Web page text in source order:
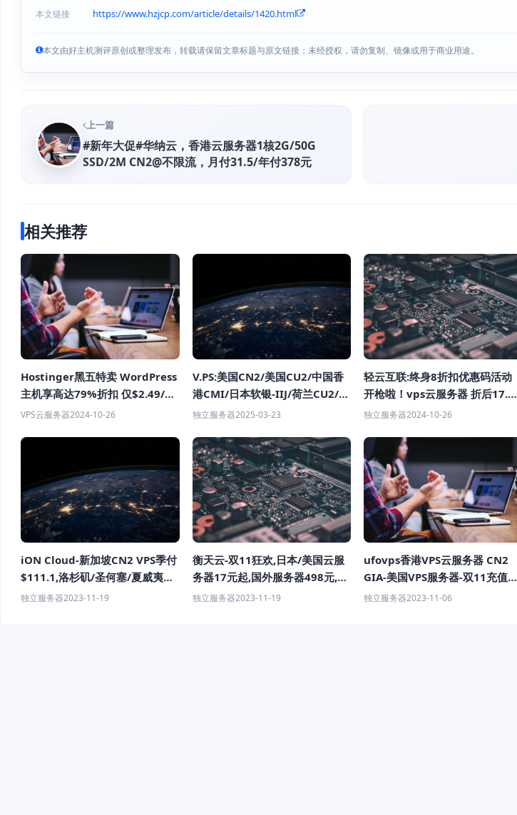
本文链接 https://www.hzjcp.com/article/details/1420.html
本文由好主机测评原创或整理发布，转载请保留文章标题与原文链接；未经授权，请勿复制、镜像或用于商业用途。
上一篇
#新年大促#华纳云，香港云服务器1核2G/50G
SSD/2M CN2@不限流，月付31.5/年付378元
相关推荐
Hostinger黑五特卖 WordPress
主机享高达79%折扣 仅$2.49/月
+3个月免费赠期
VPS云服务器2024-10-26
V.PS:美国CN2/美国CU2/中国香
港CMI/日本软银-IIJ/荷兰CU2/德
国CU2/澳大利亚CU2 1G大带宽
独立服务器2025-03-23
轻云互联:终身8折扣优惠码活动
开枪啦！vps云服务器 折后17.6
元/月起！流量无限爽到飞起！
独立服务器2024-10-26
iON Cloud-新加坡CN2 VPS季付
$111.1,洛杉矶/圣何塞/夏威夷
VPS（2核/4GB/80GB）年付
独立服务器2023-11-19
衡天云-双11狂欢,日本/美国云服
务器17元起,国外服务器498元,续
费同价
独立服务器2023-11-19
ufovps香港VPS云服务器 CN2
GIA-美国VPS服务器-双11充值赠
送翻倍，永久循环配合优惠码全
独立服务器2023-11-06